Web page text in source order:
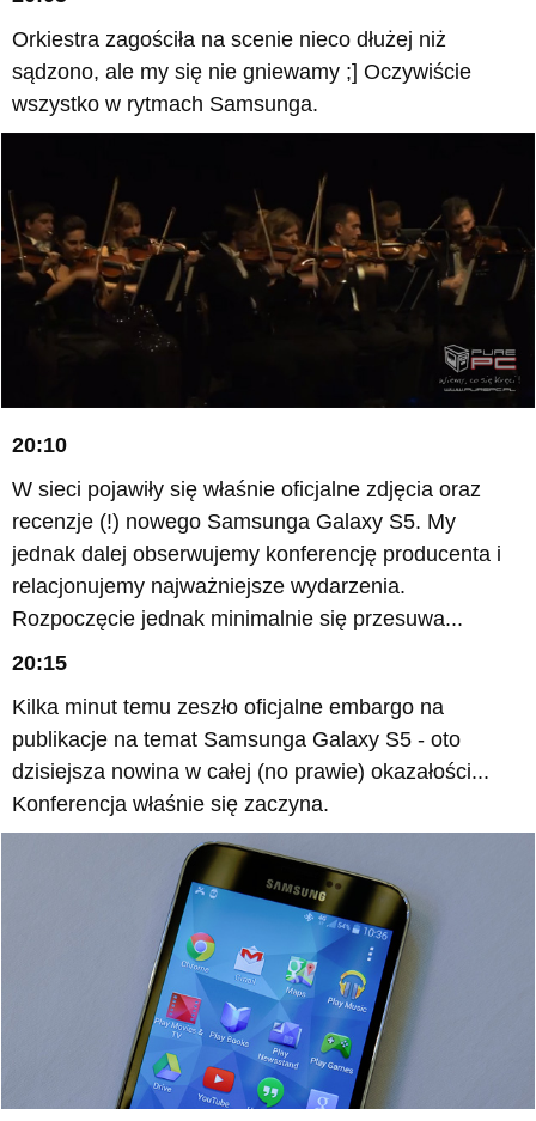
Orkiestra zagościła na scenie nieco dłużej niż
sądzono, ale my się nie gniewamy ;] Oczywiście
wszystko w rytmach Samsunga.
20:10
W sieci pojawiły się właśnie oficjalne zdjęcia oraz
recenzje (!) nowego Samsunga Galaxy S5. My
jednak dalej obserwujemy konferencję producenta i
relacjonujemy najważniejsze wydarzenia.
Rozpoczęcie jednak minimalnie się przesuwa...
20:15
Kilka minut temu zeszło oficjalne embargo na
publikacje na temat Samsunga Galaxy S5 - oto
dzisiejsza nowina w całej (no prawie) okazałości...
Konferencja właśnie się zaczyna.